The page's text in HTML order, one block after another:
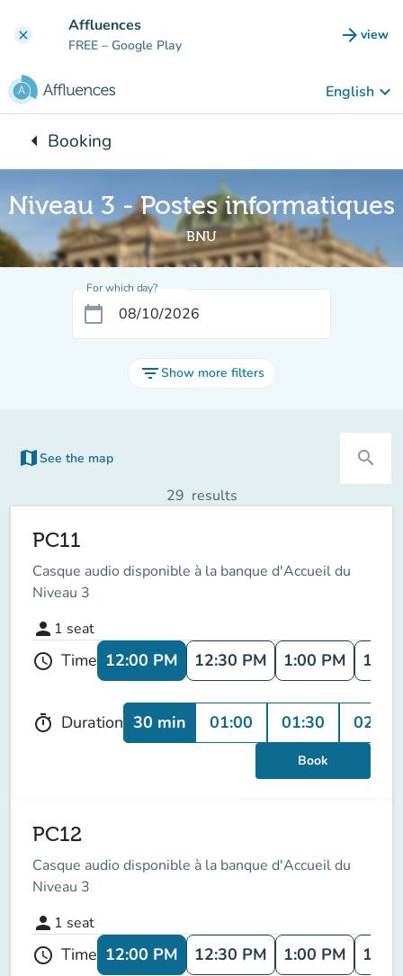
clear Affluences
FREE – Google Play arrow_forward view
(new
English keyboard_arrow_down
arrow_leftBack to:
Booking
Niveau 3 - Postes informatiques
BNU
For which day?
calendar_today
filter_listShow more filters
map See the map
(new tab) search
29 results
PC11
Casque audio disponible à la banque d'Accueil du
Niveau 3
person 1 seat
schedule Time 12:00 PM 12:30 PM 1:00 PM 1:30
timer Duration 30 min 01:00 01:30 02:00
Book
PC12
Casque audio disponible à la banque d'Accueil du
Niveau 3
person 1 seat
schedule Time 12:00 PM 12:30 PM 1:00 PM 1:30